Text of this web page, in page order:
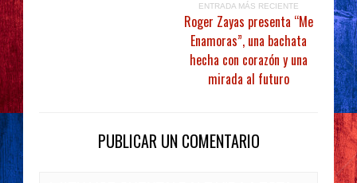
ENTRADA MÁS RECIENTE
Roger Zayas presenta “Me
Enamoras”, una bachata
hecha con corazón y una
mirada al futuro
PUBLICAR UN COMENTARIO